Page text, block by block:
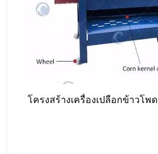
โครงสร้างเครื่องเปลือกข้าวโพด